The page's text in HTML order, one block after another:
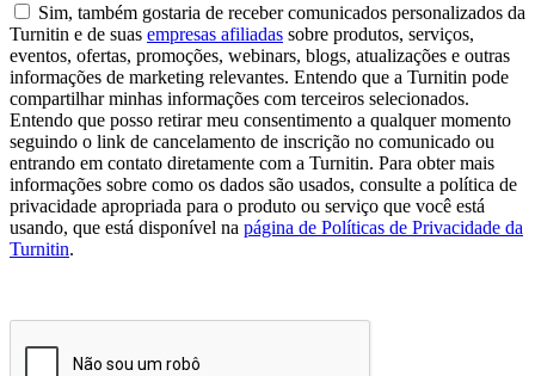
Sim, também gostaria de receber comunicados personalizados da
Turnitin e de suas empresas afiliadas sobre produtos, serviços,
eventos, ofertas, promoções, webinars, blogs, atualizações e outras
informações de marketing relevantes. Entendo que a Turnitin pode
compartilhar minhas informações com terceiros selecionados.
Entendo que posso retirar meu consentimento a qualquer momento
seguindo o link de cancelamento de inscrição no comunicado ou
entrando em contato diretamente com a Turnitin. Para obter mais
informações sobre como os dados são usados, consulte a política de
privacidade apropriada para o produto ou serviço que você está
usando, que está disponível na página de Políticas de Privacidade da
Turnitin.